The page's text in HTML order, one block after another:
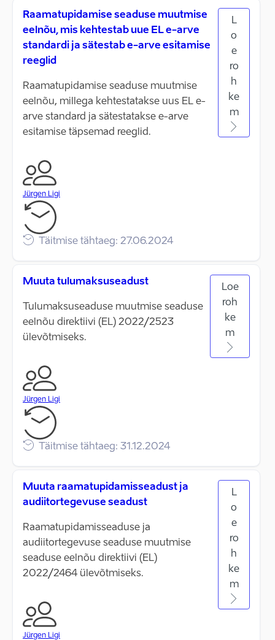
Raamatupidamise seaduse muutmise
eelnõu, mis kehtestab uue EL e-arve
standardi ja sätestab e-arve esitamise
reeglid
Raamatupidamise seaduse muutmise
eelnõu, millega kehtestatakse uus EL e-
arve standard ja sätestatakse e-arve
esitamise täpsemad reeglid.
Jürgen Ligi
Täitmise tähtaeg: 27.06.2024
L
o
e
ro
h
ke
m
Muuta tulumaksuseadust
Tulumaksuseaduse muutmise seaduse
eelnõu direktiivi (EL) 2022/2523
ülevõtmiseks.
Jürgen Ligi
Täitmise tähtaeg: 31.12.2024
Loe
roh
ke
m
Muuta raamatupidamisseadust ja
audiitortegevuse seadust
Raamatupidamisseaduse ja
audiitortegevuse seaduse muutmise
seaduse eelnõu direktiivi (EL)
2022/2464 ülevõtmiseks.
Jürgen Ligi
L
o
e
ro
h
ke
m